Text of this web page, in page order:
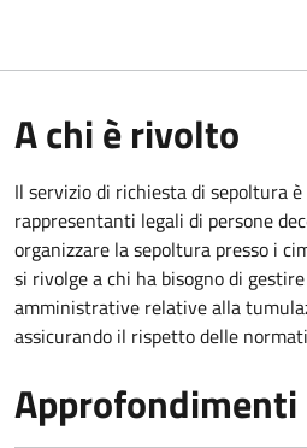
A chi è rivolto
Il servizio di richiesta di sepoltura
rappresentanti legali di persone
organizzare la sepoltura presso i
si rivolge a chi ha bisogno di
amministrative relative alla
assicurando il rispetto delle
Approfondimenti